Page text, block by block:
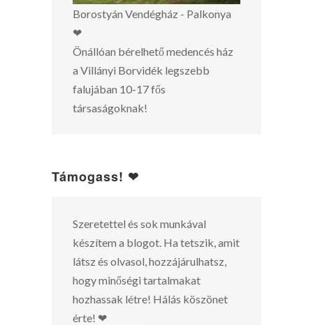
Borostyán Vendégház - Palkonya
❤
Önállóan bérelhető medencés ház
a Villányi Borvidék legszebb
falujában 10-17 fős
társaságoknak!
Támogass! ❤
Szeretettel és sok munkával
készítem a blogot. Ha tetszik, amit
látsz és olvasol, hozzájárulhatsz,
hogy minőségi tartalmakat
hozhassak létre! Hálás köszönet
érte! ❤